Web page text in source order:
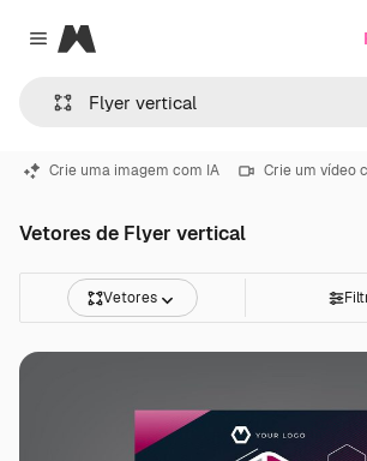
Close menu
Magnific
Crie uma imagem com IA Crie um vídeo
Vetores de Flyer vertical
Vetores